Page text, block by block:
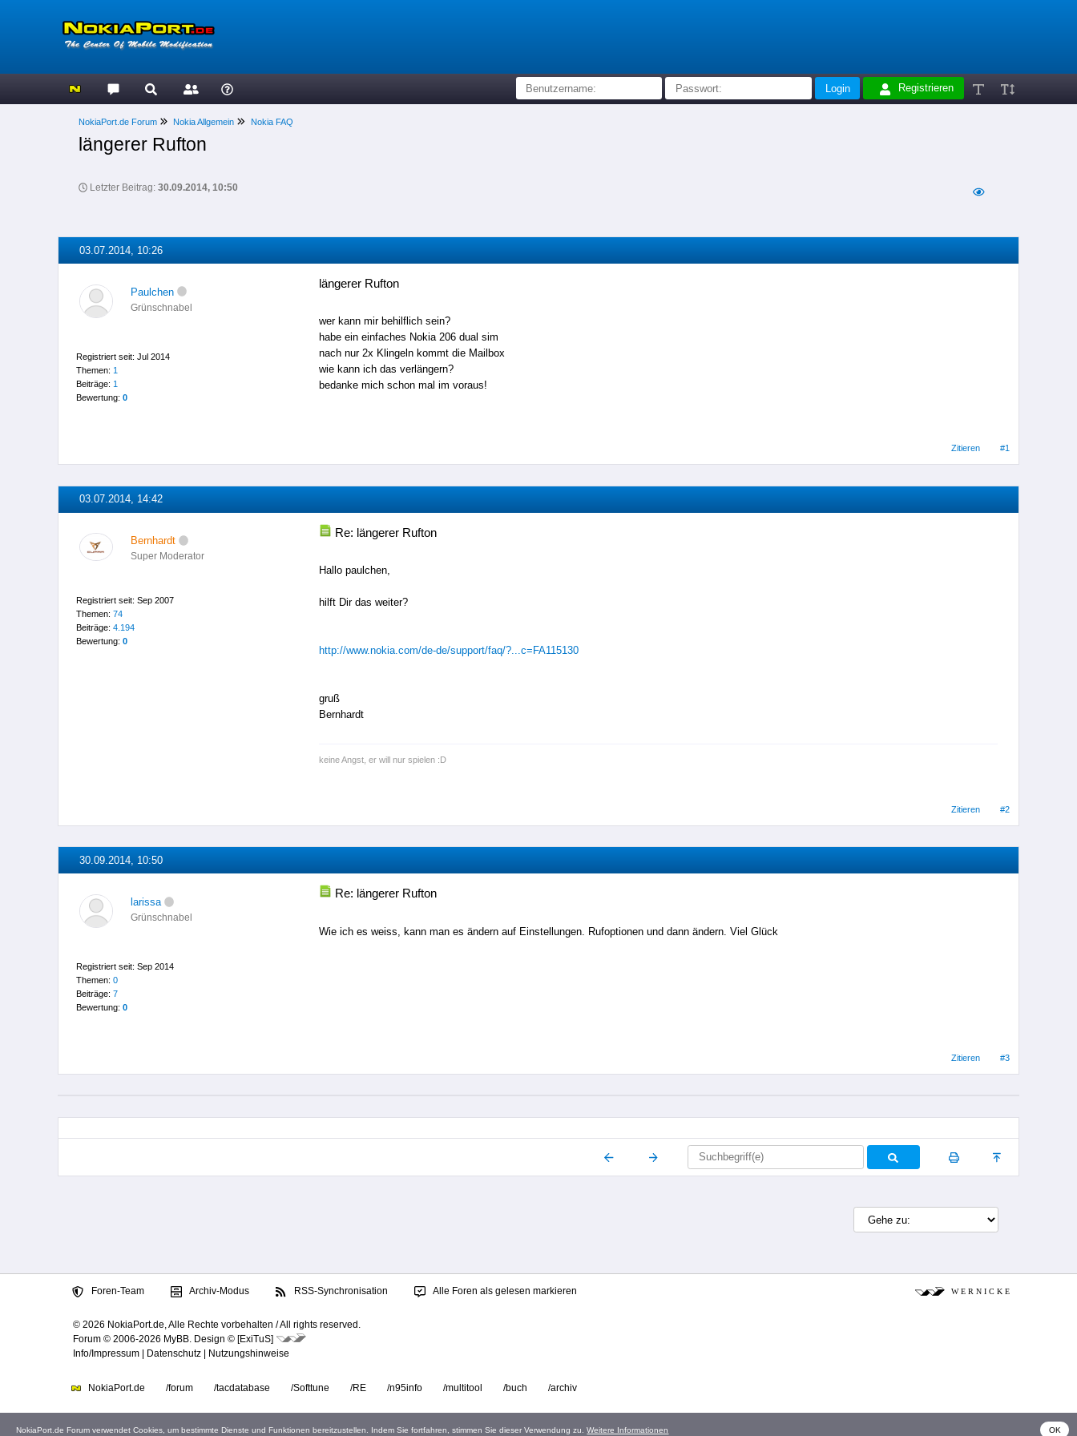
OK
NokiaPort.de Forum verwendet Cookies, um bestimmte Dienste und Funktionen bereitzustellen. Indem Sie fortfahren, stimmen Sie dieser Verwendung zu.Weitere Informationen
Registrieren
NokiaPort.de Forum Nokia Allgemein Nokia FAQ
längerer Rufton
Letzter Beitrag:30.09.2014, 10:50
03.07.2014, 10:26
Paulchen
Grünschnabel
Registriert seit: Jul 2014
Themen: 1
Beiträge: 1
Bewertung: 0
längerer Rufton
wer kann mir behilflich sein?
habe ein einfaches Nokia 206 dual sim
nach nur 2x Klingeln kommt die Mailbox
wie kann ich das verlängern?
bedanke mich schon mal im voraus!
Zitieren #1
03.07.2014, 14:42
Bernhardt
Super Moderator
Registriert seit: Sep 2007
Themen: 74
Beiträge: 4.194
Bewertung: 0
Re: längerer Rufton
Hallo paulchen,
hilft Dir das weiter?
http://www.nokia.com/de-de/support/faq/?...c=FA115130
gruß
Bernhardt
keine Angst, er will nur spielen :D
Zitieren #2
30.09.2014, 10:50
larissa
Grünschnabel
Registriert seit: Sep 2014
Themen: 0
Beiträge: 7
Bewertung: 0
Re: längerer Rufton
Wie ich es weiss, kann man es ändern auf Einstellungen. Rufoptionen und dann ändern. Viel Glück
Zitieren #3
Foren-Team Archiv-Modus RSS-Synchronisation Alle Foren als gelesen markieren W E R N I C K E
© 2026 NokiaPort.de, Alle Rechte vorbehalten /All rights reserved.
Forum © 2006-2026 MyBB
Design © [ExiTuS]
Info/Impressum
Datenschutz Nutzungshinweise
NokiaPort.de /forum /tacdatabase /Softtune /RE /n95info /multitool /buch /archiv